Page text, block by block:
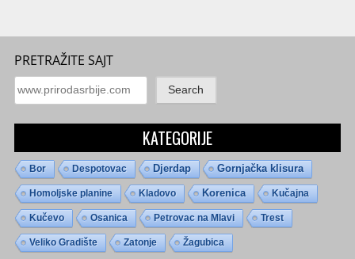
PRETRAŽITE SAJT
Search
KATEGORIJE
Bor Despotovac Djerdap Gornjačka klisura
Homoljske planine Kladovo Korenica Kučajna
Kučevo Osanica Petrovac na Mlavi Trest
Veliko Gradište Zatonje Žagubica